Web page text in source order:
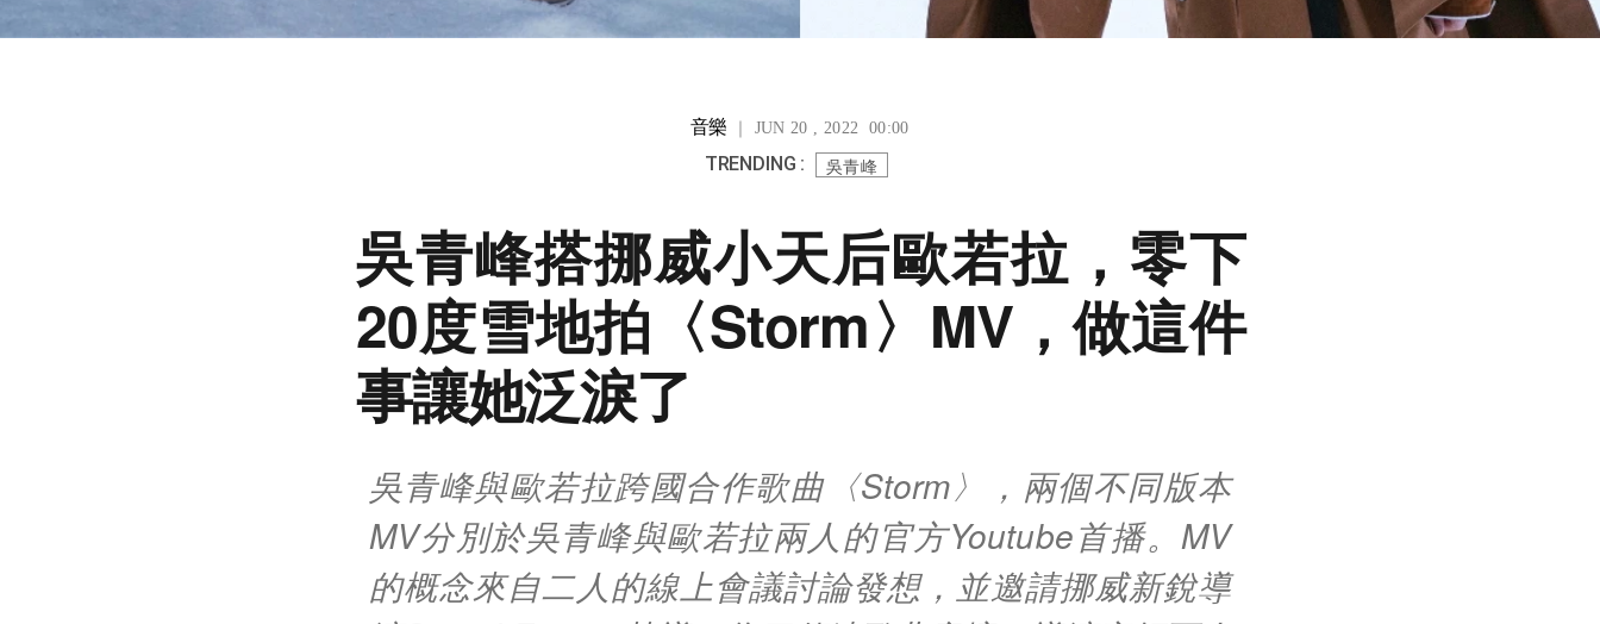
音樂 ｜ JUN 20 , 2022 00:00
TRENDING : 吳青峰
吳青峰搭挪威小天后歐若拉，零下
20度雪地拍〈Storm〉MV，做這件
事讓她泛淚了
吳青峰與歐若拉跨國合作歌曲〈Storm〉，兩個不同版本
MV分別於吳青峰與歐若拉兩人的官方Youtube首播。MV
的概念來自二人的線上會議討論發想，並邀請挪威新銳導